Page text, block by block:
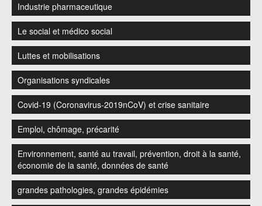
Industrie pharmaceutique
Le social et médico social
Luttes et mobilisations
Organisations syndicales
Covid-19 (Coronavirus-2019nCoV) et crise sanitaire
Emploi, chômage, précarité
Environnement, santé au travail, prévention, droit à la santé,
économie de la santé, données de santé
grandes pathologies, grandes épidémies